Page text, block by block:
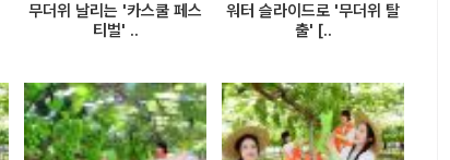
무더위 날리는 '카스쿨 페스
티벌' ..
워터 슬라이드로 '무더위 탈
출' [..